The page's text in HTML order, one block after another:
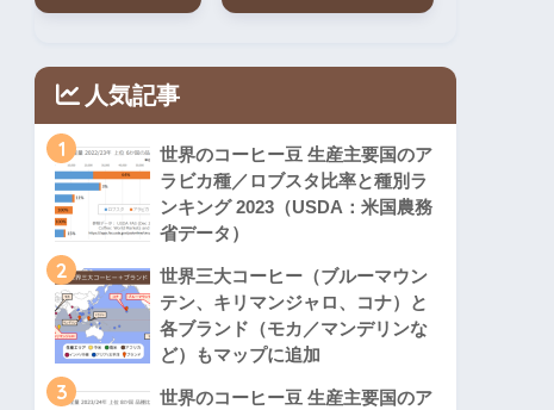
人気記事
1
世界のコーヒー豆 生産主要国のア
ラビカ種／ロブスタ比率と種別ラ
ンキング 2023（USDA：米国農務
省データ）
2
世界三大コーヒー（ブルーマウン
テン、キリマンジャロ、コナ）と
各ブランド（モカ／マンデリンな
ど）もマップに追加
3
世界のコーヒー豆 生産主要国のア